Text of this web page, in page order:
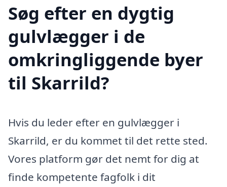
Søg efter en dygtig
gulvlægger i de
omkringliggende byer
til Skarrild?
Hvis du leder efter en gulvlægger i
Skarrild, er du kommet til det rette sted.
Vores platform gør det nemt for dig at
finde kompetente fagfolk i dit